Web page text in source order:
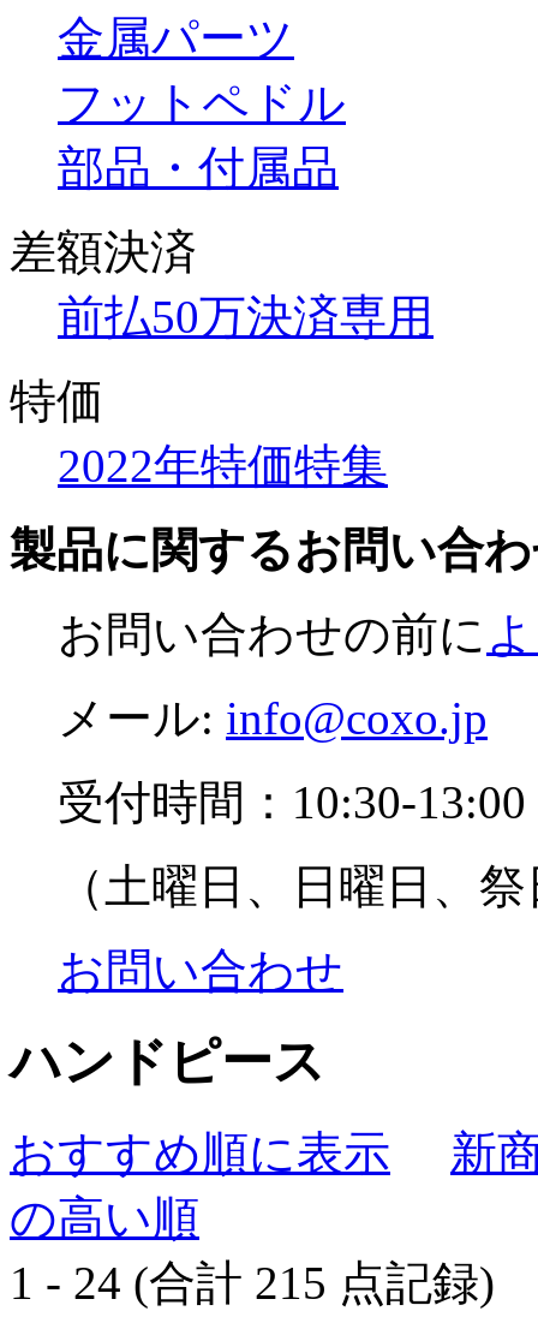
金属パーツ
フットペドル
部品・付属品
差額決済
前払50万決済専用
特価
2022年特価特集
製品に関するお問い合
お問い合わせの前に
メール: info@coxo.jp
受付時間：10:30-13:00
（土曜日、日曜日、
お問い合わせ
ハンドピース
おすすめ順に表示
新
の高い順
1 - 24 (合計 215 点記録)